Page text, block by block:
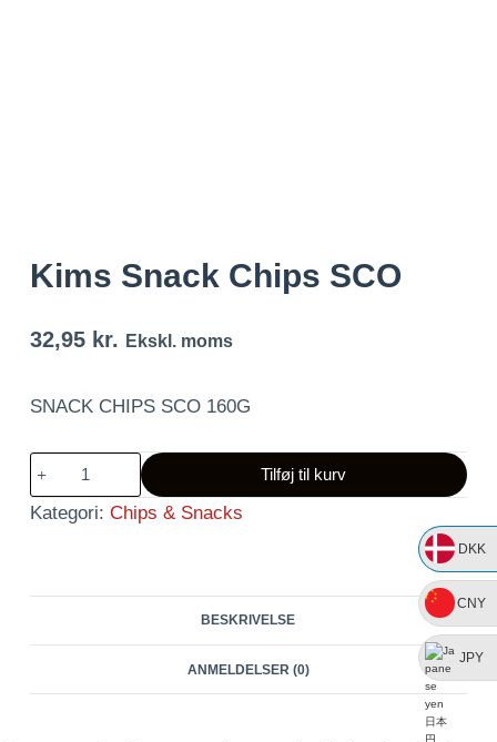
DKK
CNY
JPY
Kims Snack Chips SCO
32,95 kr. Ekskl. moms
SNACK CHIPS SCO 160G
Snack
Chips
Tilføj til kurv
Kategori: Chips & Snacks
BESKRIVELSE
ANMELDELSER (0)